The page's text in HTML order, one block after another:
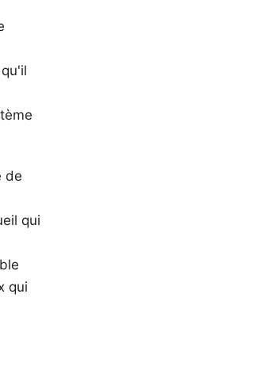
de
qui
qui